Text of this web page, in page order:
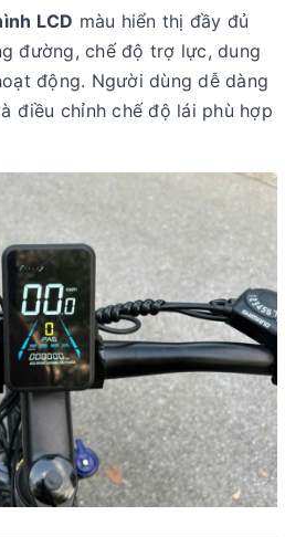
LCD màu hiển thị đầy đủ
đường, chế độ trợ lực, dung
động. Người dùng dễ dàng
điều chỉnh chế độ lái phù hợp